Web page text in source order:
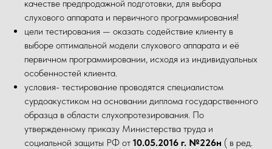
качестве предпродажной подготовки, для выбора
слухового аппарата и первичного программирования!
цели тестирования — оказать содействие клиенту в
выборе оптимальной модели слухового аппарата и её
первичном программировании, исходя из индивидуальных
особенностей клиента.
условия- тестирование проводятся специалистом
сурдоакустиком на основании диплома государственного
образца в области слухопротезирования. По
утвержденному приказу Министерства труда и
социальной защиты РФ от 10.05.2016 г. №226н ( в ред.